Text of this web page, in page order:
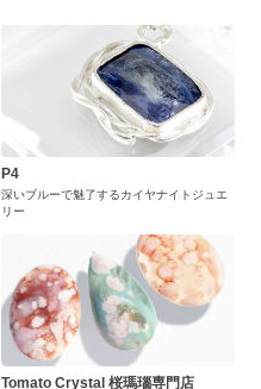
P4
深いブルーで魅了するカイヤナイトジュエ
リー
Tomato Crystal 桜瑪瑙専門店